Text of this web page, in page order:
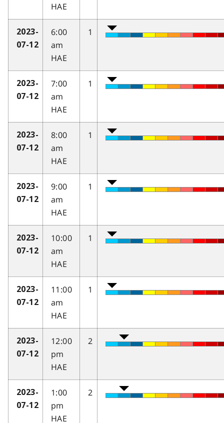
HAE
2023-
07-12
6:00
am
HAE
1
2023-
07-12
7:00
am
HAE
1
2023-
07-12
8:00
am
HAE
1
2023-
07-12
9:00
am
HAE
1
2023-
07-12
10:00
am
HAE
1
2023-
07-12
11:00
am
HAE
1
2023-
07-12
12:00
pm
HAE
2
2023-
07-12
1:00
pm
HAE
2